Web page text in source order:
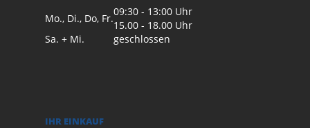
Mo., Di., Do, Fr.
09:30 - 13:00 Uhr
15.00 - 18.00 Uhr
Sa. + Mi.
geschlossen
IHR EINKAUF